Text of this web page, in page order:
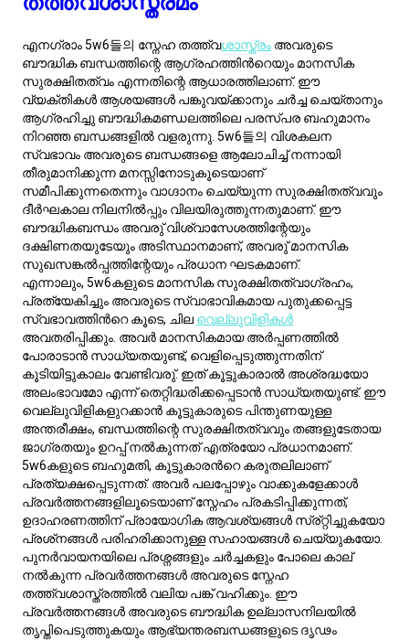
സുഖസങ്കൽപ്പത്തിന്റേയും പ്രധാന ഘടകമാണ്.
പ്രത്യേകിച്ചും അവരുടെ സ്വാഭാവികമായ പുതുക്കപ്പെട്ട
സ്വഭാവത്തിൻറെ കൂടെ, ചിലവെല്ലുവിളികൾ
അവതരിപ്പിക്കും. അവർ മാനസികമായ അർപ്പണത്തിൽ
പോരാടാൻ സാധ്യതയുണ്ട്, വെളിപ്പെടുത്തുന്നതിന്
കൂടിയിട്ടുകാലം വേണ്ടിവരു്. ഇത് കൂട്ടുകാരാൽ അശ്രദ്ധയോ
അലംഭാവമോ എന്ന് തെറ്റിദ്ധരിക്കപ്പെടാൻ സാധ്യതയുണ്ട്. ഈ
വെല്ലുവിളികളുറക്കാൻ കൂട്ടുകാരുടെ പിന്തുണയുള്ള
അന്തരീക്ഷം, ബന്ധത്തിന്റെ സുരക്ഷിതത്വവും തങ്ങളുടേതായ
ജാഗ്രതയും ഉറപ്പ് നൽകുന്നത് എത്രയോ പ്രധാനമാണ്.
5w6കളുടെ ബഹുമതി, കൂട്ടുകാരന്‍റെ കരുതലിലാണ്
പ്രത്യക്ഷപ്പെടുന്നത്. അവർ പലപ്പോഴും വാക്കുകളേക്കാൾ
പ്രവർത്തനങ്ങളിലൂടെയാണ് സ്നേഹം പ്രകടിപ്പിക്കുന്നത്,
ഉദാഹരണത്തിന് പ്രായോഗിക ആവശ്യങ്ങൾ സ്ര്റ്റിച്ചുകയോ
പ്രശ്‌നങ്ങൾ പരിഹരിക്കാനുള്ള സഹായങ്ങൾ ചെയ്യുകയോ.
പുനർവായനയിലെ പ്രശ്നങ്ങളും ചർച്ചകളും പോലെ കാല്
നൽകുന്ന പ്രവർത്തനങ്ങൾ അവരുടെ സ്നേഹ
തത്ത്വശാസ്ത്രത്തിൽ വലിയ പങ്ക് വഹിക്കും. ഈ
പ്രവർത്തനങ്ങൾ അവരുടെ ബൗദ്ധിക ഉല്ലാസനിലയിൽ
തൃപ്തിപെടുത്തുകയും ആഭ്യന്തരബന്ധങ്ങളുടെ ദൃഢം
കൊണ്ടുവരികയും, കൂടെ, അവരുടെ സമർപ്പണത്തിന്നും
പരിചരയ്ക്കും ബന്ധത്തിൽ ശക്തി നൽകുകയും ചെയ്യും.
5w6 പൊരുത്തം ഗൈഡ്
ബന്ധങ്ങളുടെ സങ്കീർണ്ണ ലോകത്ത്, നിങ്ങളുടെ എനിയഗ്രാം
തരം പൊരുത്തം മനസ്സിലാക്കുന്നത് ഗെയിം-
ചേഞ്ചറായിരിക്കും. 5w6 ആയി തിരിച്ചറിയുന്നവർക്കായി,
നിങ്ങളുടെ പ്രത്യേകതയുള്ള കൗതുകവും ജാഗ്രതയും
പങ്കിടുന്ന പങ്കാളിയെ കണ്ടെത്തുന്നത് അനിവാര്യമാണ്. 5w6-
കൾക്ക് മറ്റ് എനിയഗ്രാം തരംകളുമായി പൊരുത്തം എങ്ങനെ
എന്നതിൽ ഈ സമഗ്രമായ പേജ് വിശദമായി പരിശോധിക്കും,
സാധ്യതയുള്ള പൊരുത്തങ്ങളും പൊരുത്തക്കേടുകളും
സംബന്ധിച്ചുള്ള洞നവുകൾ നൽകും. നിങ്ങൾ ഒരു
ആഴത്തിലുള്ള ബന്ധംഅന്വേഷിക്കുകയോ അല്ലെങ്കിൽ